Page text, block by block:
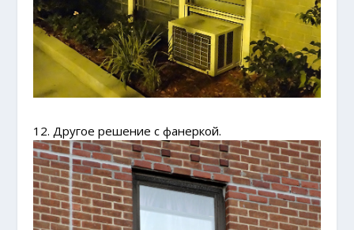
12. Другое решение с фанеркой.